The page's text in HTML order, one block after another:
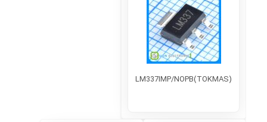
LM337IMP/NOPB(TOKMAS)